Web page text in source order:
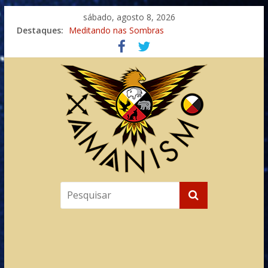
sábado, agosto 8, 2026
Destaques: Meditando nas Sombras
Autosuficiência: A Jornada do Espírito Ancestral
Xamanismo Universal
Totens – Caminho Espiritual – Crescimento
Imaginação na Cura